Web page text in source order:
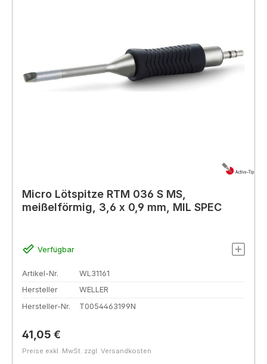
Micro Lötspitze RTM 036 S MS,
meißelförmig, 3,6 x 0,9 mm, MIL SPEC
Verfügbar
Artikel-Nr.
WL31161
Hersteller
WELLER
Hersteller-Nr.
T0054463199N
Regulärer Preis:
41,05 €
Preise exkl. MwSt. zzgl. Versandkosten